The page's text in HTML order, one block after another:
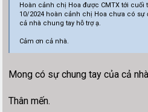
Hoàn cảnh chị Hoa được CMTX tới cuối
10/2024 hoàn cảnh chị Hoa chưa có sự
cả nhà chung tay hỗ trợ ạ.
Cảm ơn cả nhà.
Mong có sự chung tay của cả
Thân mến.